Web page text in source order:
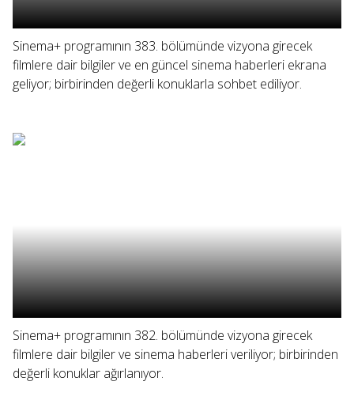
Sinema+ programının 383. bölümünde vizyona girecek
filmlere dair bilgiler ve en güncel sinema haberleri ekrana
geliyor; birbirinden değerli konuklarla sohbet ediliyor.
Sinema+ programının 382. bölümünde vizyona girecek
filmlere dair bilgiler ve sinema haberleri veriliyor; birbirinden
değerli konuklar ağırlanıyor.